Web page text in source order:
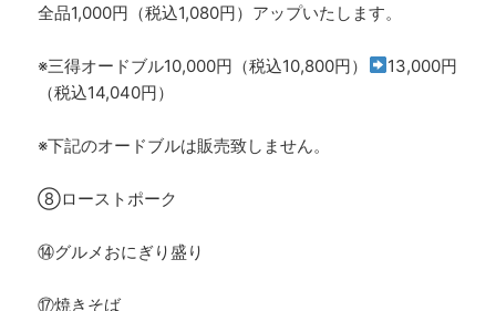
全品1,000円（税込1,080円）アップいたします。
※三得オードブル10,000円（税込10,800円）
13,000円
（税込14,040円）
※下記のオードブルは販売致しません。
⑧ローストポーク
⑭グルメおにぎり盛り
⑰焼きそば